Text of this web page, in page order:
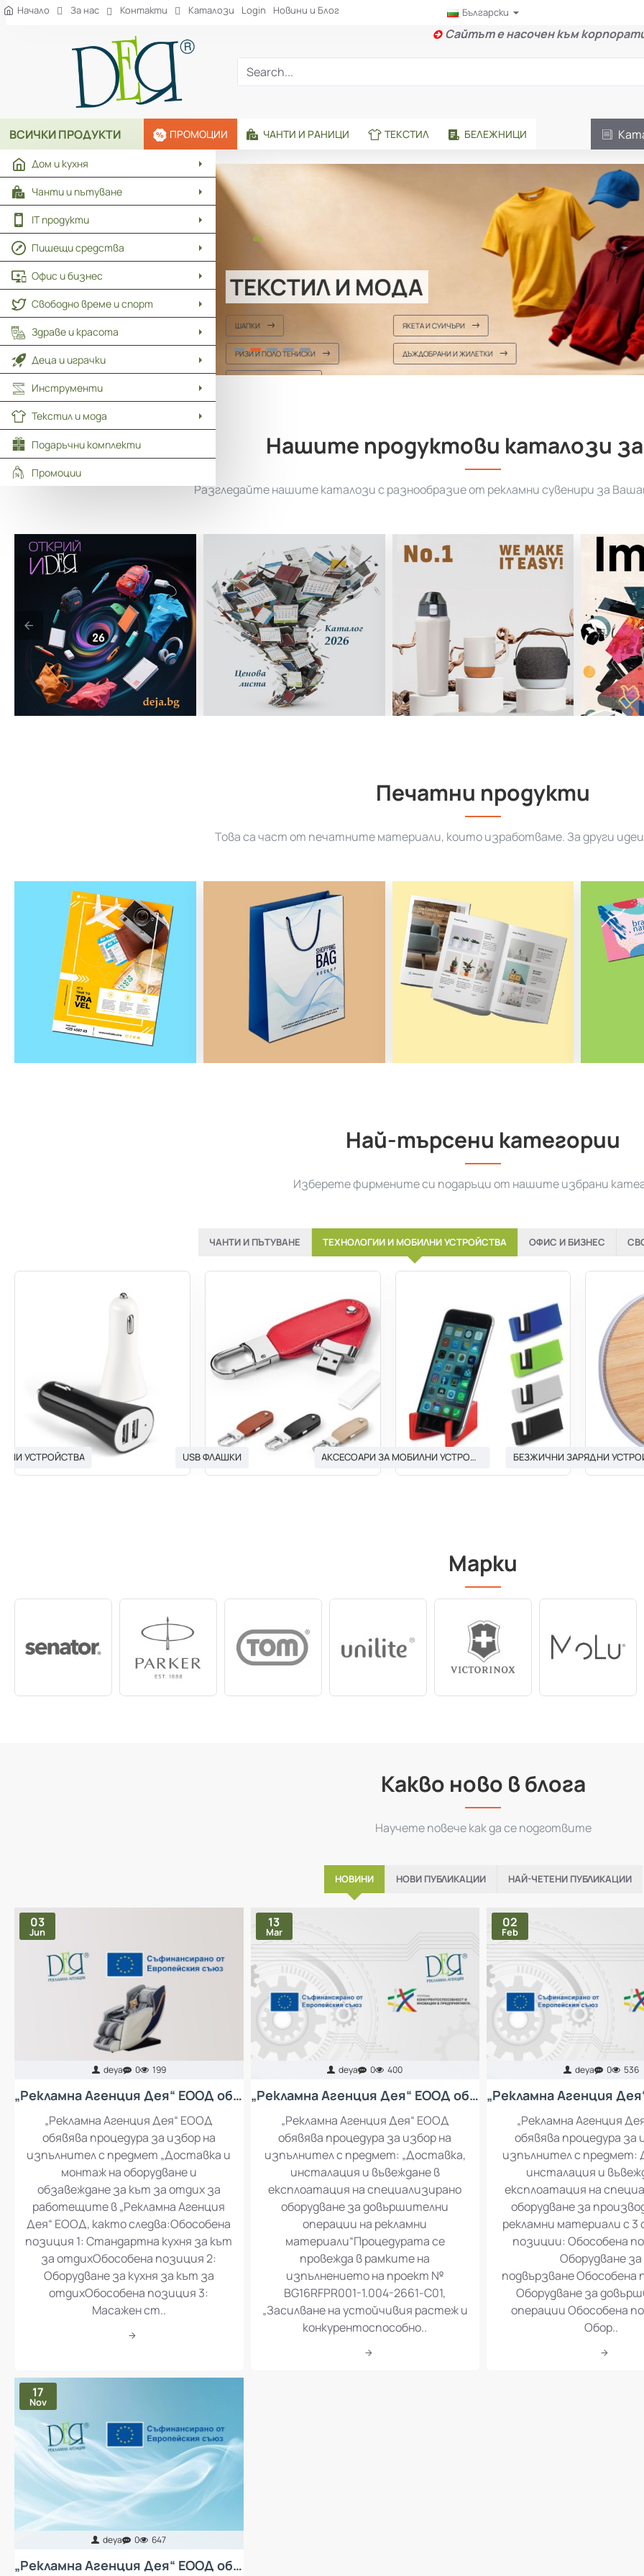
Рекламна
агенция
Начало За нас Контакти Каталози Login Новини и Блог
Сайтът е насочен към
Български
Search...
ВСИЧКИ ПРОДУКТИ
Дом и кухня
Чанти и пътуване
IT продукти
Пишещи средства
Офис и бизнес
Свободно време и спорт
Здраве и красота
Деца и играчки
Инструменти
Текстил и мода
Подаръчни комплекти
Промоции
ПРОМОЦИИ ЧАНТИ И РАНИЦИ ТЕКСТИЛ БЕЛЕЖНИЦИ
ТЕКСТИЛ И МОДА
ШАПКИ
РИЗИ И ПОЛО ТЕНИСКИ
ЯКЕТА И СУИЧЪРИ
ДЪЖДОБРАНИ И ЖИЛЕТКИ
Нашите продуктови каталози
Разгледайте нашите каталози с разнообразие от рекламни сувенири за
Печатни продукти
Това са част от печатните материали, които изработваме. За други
Най-търсени категории
Изберете фирмените си подаръци от нашите избрани
ЧАНТИ И ПЪТУВАНЕ ТЕХНОЛОГИИ И МОБИЛНИ УСТРОЙСТВА ОФИС И БИЗНЕС
УСТРОЙСТВА USB ФЛАШКИ АКСЕСОАРИ ЗА МОБИЛНИ УСТРОЙСТВА И ТАБЛЕТИ БЕЗЖИЧНИ ЗАРЯДНИ
Марки
Какво ново в блога
Научете повече как да се подготвите
НОВИНИ НОВИ ПУБЛИКАЦИИ НАЙ-ЧЕТЕНИ ПУБЛИКАЦИИ
03
Jun
deya 0 199
„Рекламна Агенция Дея“ ЕООД обявява процедура за избор на изпълнител с предмет „Доставка и монтаж на оборудване и обзавеждане за кът за отдих за работещите в „Рекламна Агенция Дея“ ЕООД
„Рекламна Агенция Дея“ ЕООД
обявява процедура за избор на
изпълнител с предмет „Доставка и
монтаж на оборудване и
обзавеждане за кът за отдих за
работещите в „Рекламна Агенция
Дея“ ЕООД, както следва:Обособена
позиция 1: Стандартна кухня за кът
за отдихОбособена позиция 2:
Оборудване за кухня за кът за
отдихОбособена позиция 3:
Масажен ст..
13
Mar
deya 0 400
„Рекламна Агенция Дея“ ЕООД обявява процедура за избор на изпълнител с предмет: „Доставка, инсталация и въвеждане в експлоатация на специализирано оборудване за довършителни операции на рекламни материали“
„Рекламна Агенция Дея“ ЕООД
обявява процедура за избор на
изпълнител с предмет: „Доставка,
инсталация и въвеждане в
експлоатация на специализирано
оборудване за довършителни
операции на рекламни
материали“Процедурата се
провежда в рамките на
изпълнението на проект №
BG16RFPR001-1.004-2661-C01,
„Засилване на устойчивия растеж и
конкурентоспособно..
02
Feb
deya 0 536
„Рекламна Агенция
обявява процедура за
изпълнител с предмет:
инсталация и
експлоатация на
оборудване за
рекламни материали с 3
позиции: Обособена
Оборудване за
подвързване Обособена
Оборудване за
операции Обособена
Обор..
17
Nov
deya 0 647
„Рекламна Агенция Дея“ ЕООД обявява процедура за избор на изпълнител с предмет „Доставка и монтаж на колективни предпазни средства за защита от неблагоприятен микроклимат за работещите в „Рекламна Агенция Дея“ ЕООД - въздухопречистватели“